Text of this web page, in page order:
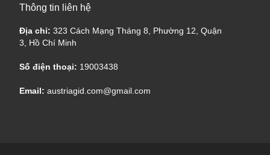
Thông tin liên hệ
Địa chỉ: 323 Cách Mạng Tháng 8, Phường 12, Quận
3, Hồ Chí Minh
Số điện thoại: 19003438
Email: austriagid.com@gmail.com